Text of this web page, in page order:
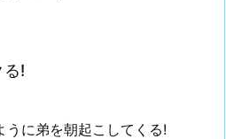
る!
に弟を朝起こしてくる!